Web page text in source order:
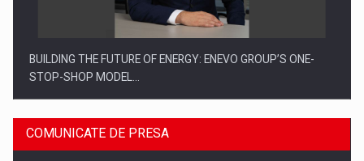
BUILDING THE FUTURE OF ENERGY: ENEVO GROUP’S ONE-
STOP-SHOP MODEL…
COMUNICATE DE PRESA